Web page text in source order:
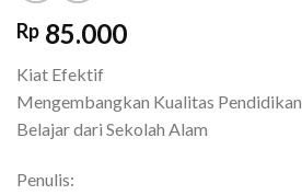
Rp 85.000
Kiat Efektif
Mengembangkan Kualitas Pendidikan
Belajar dari Sekolah Alam
Penulis: